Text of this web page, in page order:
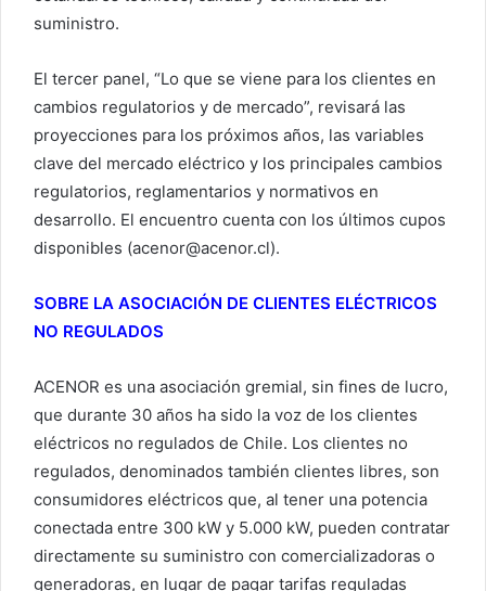
suministro.
El tercer panel, “Lo que se viene para los clientes en
cambios regulatorios y de mercado”, revisará las
proyecciones para los próximos años, las variables
clave del mercado eléctrico y los principales cambios
regulatorios, reglamentarios y normativos en
desarrollo. El encuentro cuenta con los últimos cupos
disponibles (acenor@acenor.cl).
SOBRE LA ASOCIACIÓN DE CLIENTES ELÉCTRICOS
NO REGULADOS
ACENOR es una asociación gremial, sin fines de lucro,
que durante 30 años ha sido la voz de los clientes
eléctricos no regulados de Chile. Los clientes no
regulados, denominados también clientes libres, son
consumidores eléctricos que, al tener una potencia
conectada entre 300 kW y 5.000 kW, pueden contratar
directamente su suministro con comercializadoras o
generadoras, en lugar de pagar tarifas reguladas